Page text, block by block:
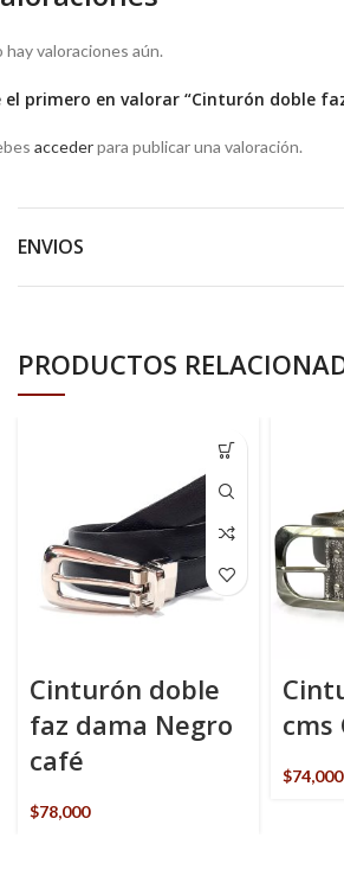
hay valoraciones aún.
el primero en valorar “Cinturón doble
accederpara publicar una valoración.
ENVIOS
PRODUCTOS
Cinturón doble
faz dama Negro
café
$78,000
cms
$74,000